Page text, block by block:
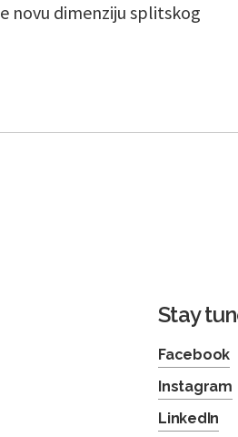
novu dimenziju splitskog
Stay
Facebook
Instagram
LinkedIn